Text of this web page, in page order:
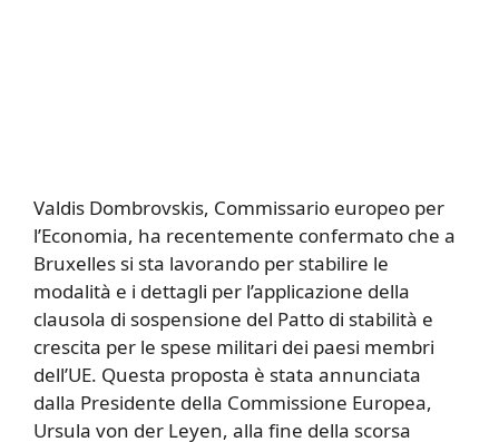
Valdis Dombrovskis, Commissario europeo per
l’Economia, ha recentemente confermato che a
Bruxelles si sta lavorando per stabilire le
modalità e i dettagli per l’applicazione della
clausola di sospensione del Patto di stabilità e
crescita per le spese militari dei paesi membri
dell’UE. Questa proposta è stata annunciata
dalla Presidente della Commissione Europea,
Ursula von der Leyen, alla fine della scorsa